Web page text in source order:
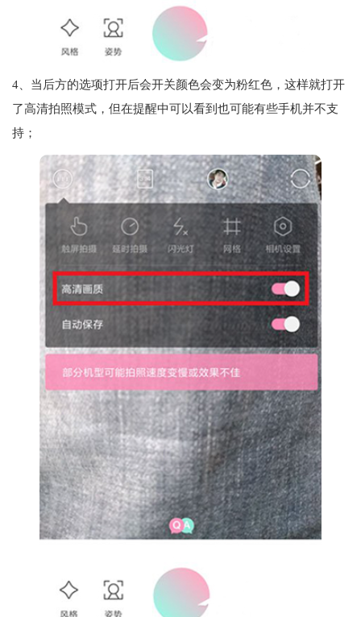
4、当后方的选项打开后会开关颜色会变为粉红色，这样就打开
了高清拍照模式，但在提醒中可以看到也可能有些手机并不支
持；